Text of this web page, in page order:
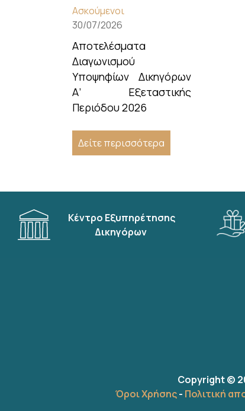
Ασκούμενοι
30/07/2026
Αποτελέσματα
Διαγωνισμού
Υποψηφίων Δικηγόρων
Α’ Εξεταστικής
Περιόδου 2026
Δείτε περισσότερα
Κέντρο Εξυπηρέτησης
Δικηγόρων
Copyright ©
Όροι Χρήσης- Πολιτική